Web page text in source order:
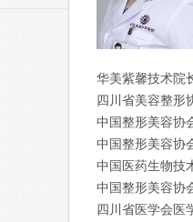
华美紫馨技术院
四川省美容整形
中国整形美容协
中国整形美容协
中国医药生物技
中国整形美容协
四川省医学会医